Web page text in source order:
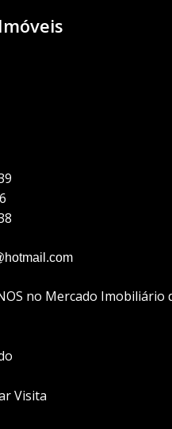
no Mercado Imobiliário
Visita